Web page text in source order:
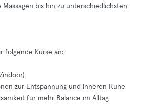
Massagen bis hin zu unterschiedlichsten
folgende Kurse an:
indoor)
zur Entspannung und inneren Ruhe
für mehr Balance im Alltag